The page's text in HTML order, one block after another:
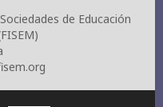
de Educación